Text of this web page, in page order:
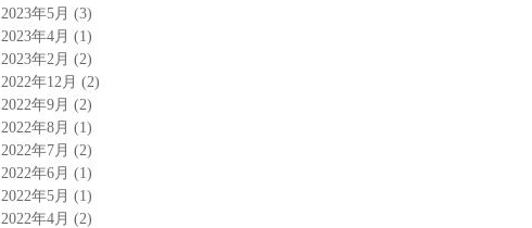
2023年5月 (3)
2023年4月 (1)
2023年2月 (2)
2022年12月 (2)
2022年9月 (2)
2022年8月 (1)
2022年7月 (2)
2022年6月 (1)
2022年5月 (1)
2022年4月 (2)